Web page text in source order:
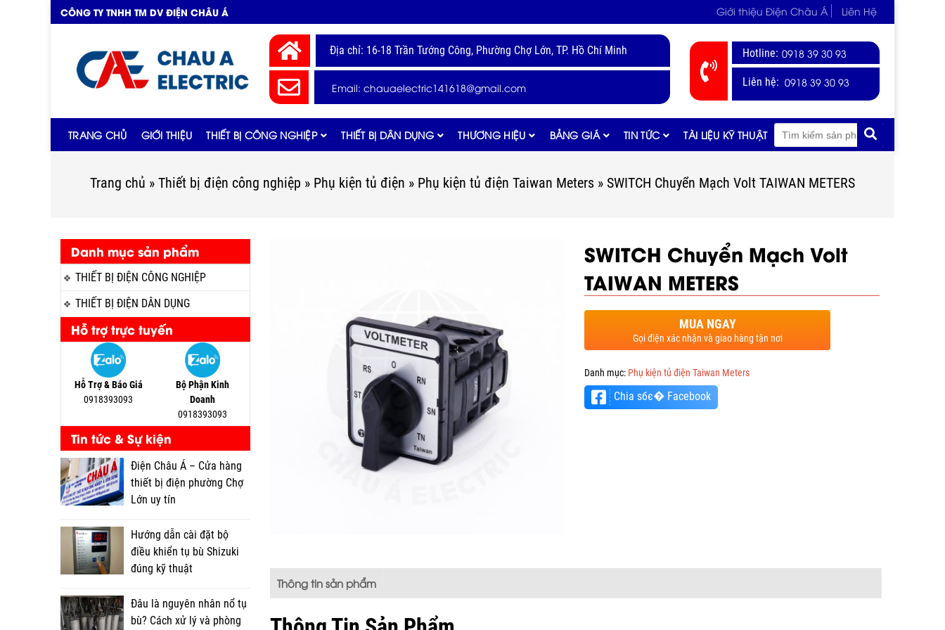
CÔNG TY TNHH TM DV ĐIỆN CHÂU Á Giới thiệu Điện Châu Á Liên Hệ
Địa chỉ: 16-18 Trần Tướng Công, Phường Chợ Lớn, TP. Hồ Chí Minh
Email: chauaelectric141618@gmail.com
Hotline: 0918 39 30 93
Liên hệ: 0918 39 30 93
TRANG CHỦ GIỚI THIỆU THIẾT BỊ CÔNG NGHIỆP THIẾT BỊ DÂN DỤNG THƯƠNG HIỆU BẢNG GIÁ TIN TỨC TÀI LIỆU KỸ THUẬT
Trang chủ » Thiết bị điện công nghiệp » Phụ kiện tủ điện » Phụ kiện tủ điện Taiwan Meters » SWITCH Chuyển Mạch Volt TAIWAN METERS
Danh mục sản phẩm
THIẾT BỊ ĐIỆN CÔNG NGHIỆP
THIẾT BỊ ĐIỆN DÂN DỤNG
Hỗ trợ trực tuyến
Hỗ Trợ & Báo Giá
0918393093
Bộ Phận Kinh
Doanh
0918393093
Tin tức & Sự kiện
Điện Châu Á – Cửa hàng
thiết bị điện phường Chợ
Lớn uy tín
Hướng dẫn cài đặt bộ
điều khiển tụ bù Shizuki
đúng kỹ thuật
Đâu là nguyên nhân nổ tụ
bù? Cách xử lý và phòng
SWITCH Chuyển Mạch Volt
TAIWAN METERS
MUA NGAY
Gọi điện xác nhận và giao hàng tận nơi
Danh mục: Phụ kiện tủ điện Taiwan Meters
Chia sбє� Facebook
Thông tin sản phẩm